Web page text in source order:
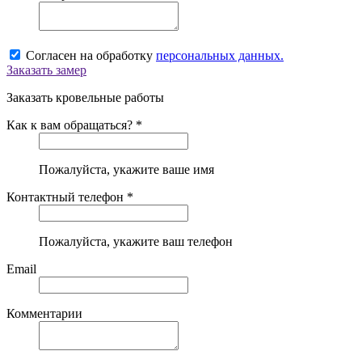
Согласен на обработку персональных данных.
Заказать замер
Заказать кровельные работы
Как к вам обращаться? *
Пожалуйста, укажите ваше имя
Контактный телефон *
Пожалуйста, укажите ваш телефон
Email
Комментарии